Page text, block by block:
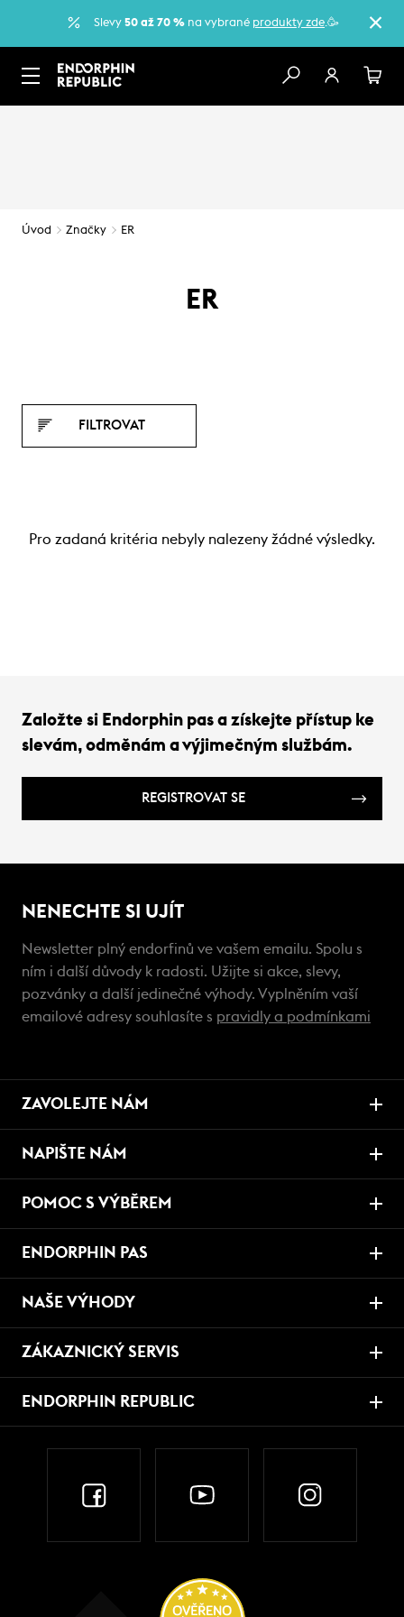
Slevy 50 až 70 % na vybrané produkty zde.🥳
Úvod Značky ER
ER
FILTROVAT
Pro zadaná kritéria nebyly nalezeny žádné výsledky.
Založte si Endorphin pas a získejte přístup ke
slevám, odměnám a výjimečným službám.
REGISTROVAT SE
NENECHTE SI UJÍT
Newsletter plný endorfinů ve vašem emailu. Spolu s
ním i další důvody k radosti. Užijte si akce, slevy,
pozvánky a další jedinečné výhody. Vyplněním vaší
emailové adresy souhlasíte s pravidly a podmínkami
ZAVOLEJTE NÁM
NAPIŠTE NÁM
POMOC S VÝBĚREM
ENDORPHIN PAS
NAŠE VÝHODY
ZÁKAZNICKÝ SERVIS
ENDORPHIN REPUBLIC